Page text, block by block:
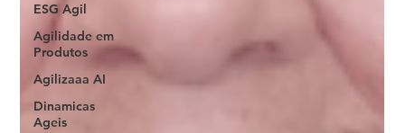
ESG Agil
Agilidade em
Produtos
Agilizaaa AI
Dinamicas
Ageis